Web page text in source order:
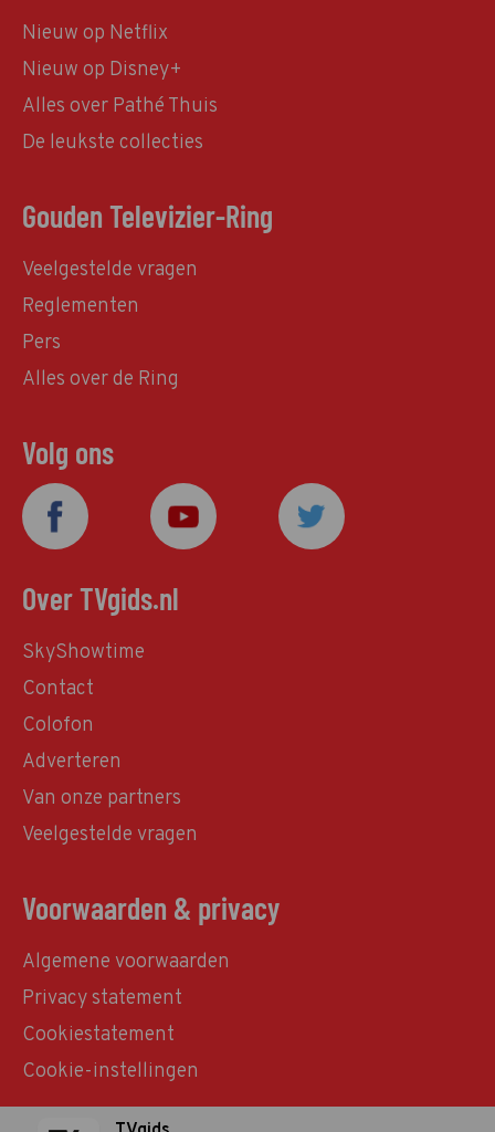
Nieuw op Netflix
Nieuw op Disney+
Alles over Pathé Thuis
De leukste collecties
Gouden Televizier-Ring
Veelgestelde vragen
Reglementen
Pers
Alles over de Ring
Volg ons
Over TVgids.nl
SkyShowtime
Contact
Colofon
Adverteren
Van onze partners
Veelgestelde vragen
Voorwaarden & privacy
Algemene voorwaarden
Privacy statement
Cookiestatement
Cookie-instellingen